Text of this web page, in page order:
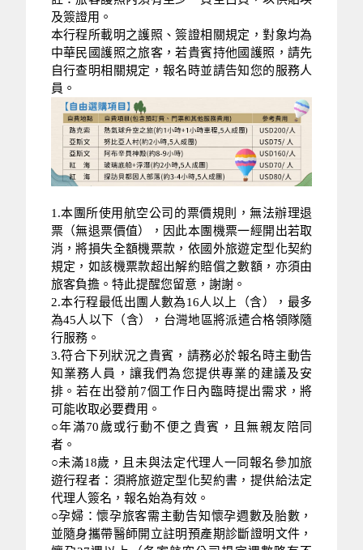
及簽證用。
本行程所載明之護照、簽證相關規定，對象均為
中華民國護照之旅客，若貴賓持他國護照，請先
自行查明相關規定，報名時並請告知您的服務人
員。
1.本團所使用航空公司的票價規則，無法辦理退
票（無退票價值），因此本團機票一經開出若取
消，將損失全額機票款，依國外旅遊定型化契約
規定，如該機票款超出解約賠償之數額，亦須由
旅客負擔。特此提醒您留意，謝謝。
2.本行程最低出團人數為16人以上（含），最多
為45人以下（含），台灣地區將派遣合格領隊隨
行服務。
3.符合下列狀況之貴賓，請務必於報名時主動告
知業務人員，讓我們為您提供專業的建議及安
排。若在出發前7個工作日內臨時提出需求，將
可能收取必要費用。
○年滿70歲或行動不便之貴賓，且無親友陪同
者。
○未滿18歲，且未與法定代理人一同報名參加旅
遊行程者：須將旅遊定型化契約書，提供給法定
代理人簽名，報名始為有效。
○孕婦：懷孕旅客需主動告知懷孕週數及胎數，
並隨身攜帶醫師開立註明預產期診斷證明文件，